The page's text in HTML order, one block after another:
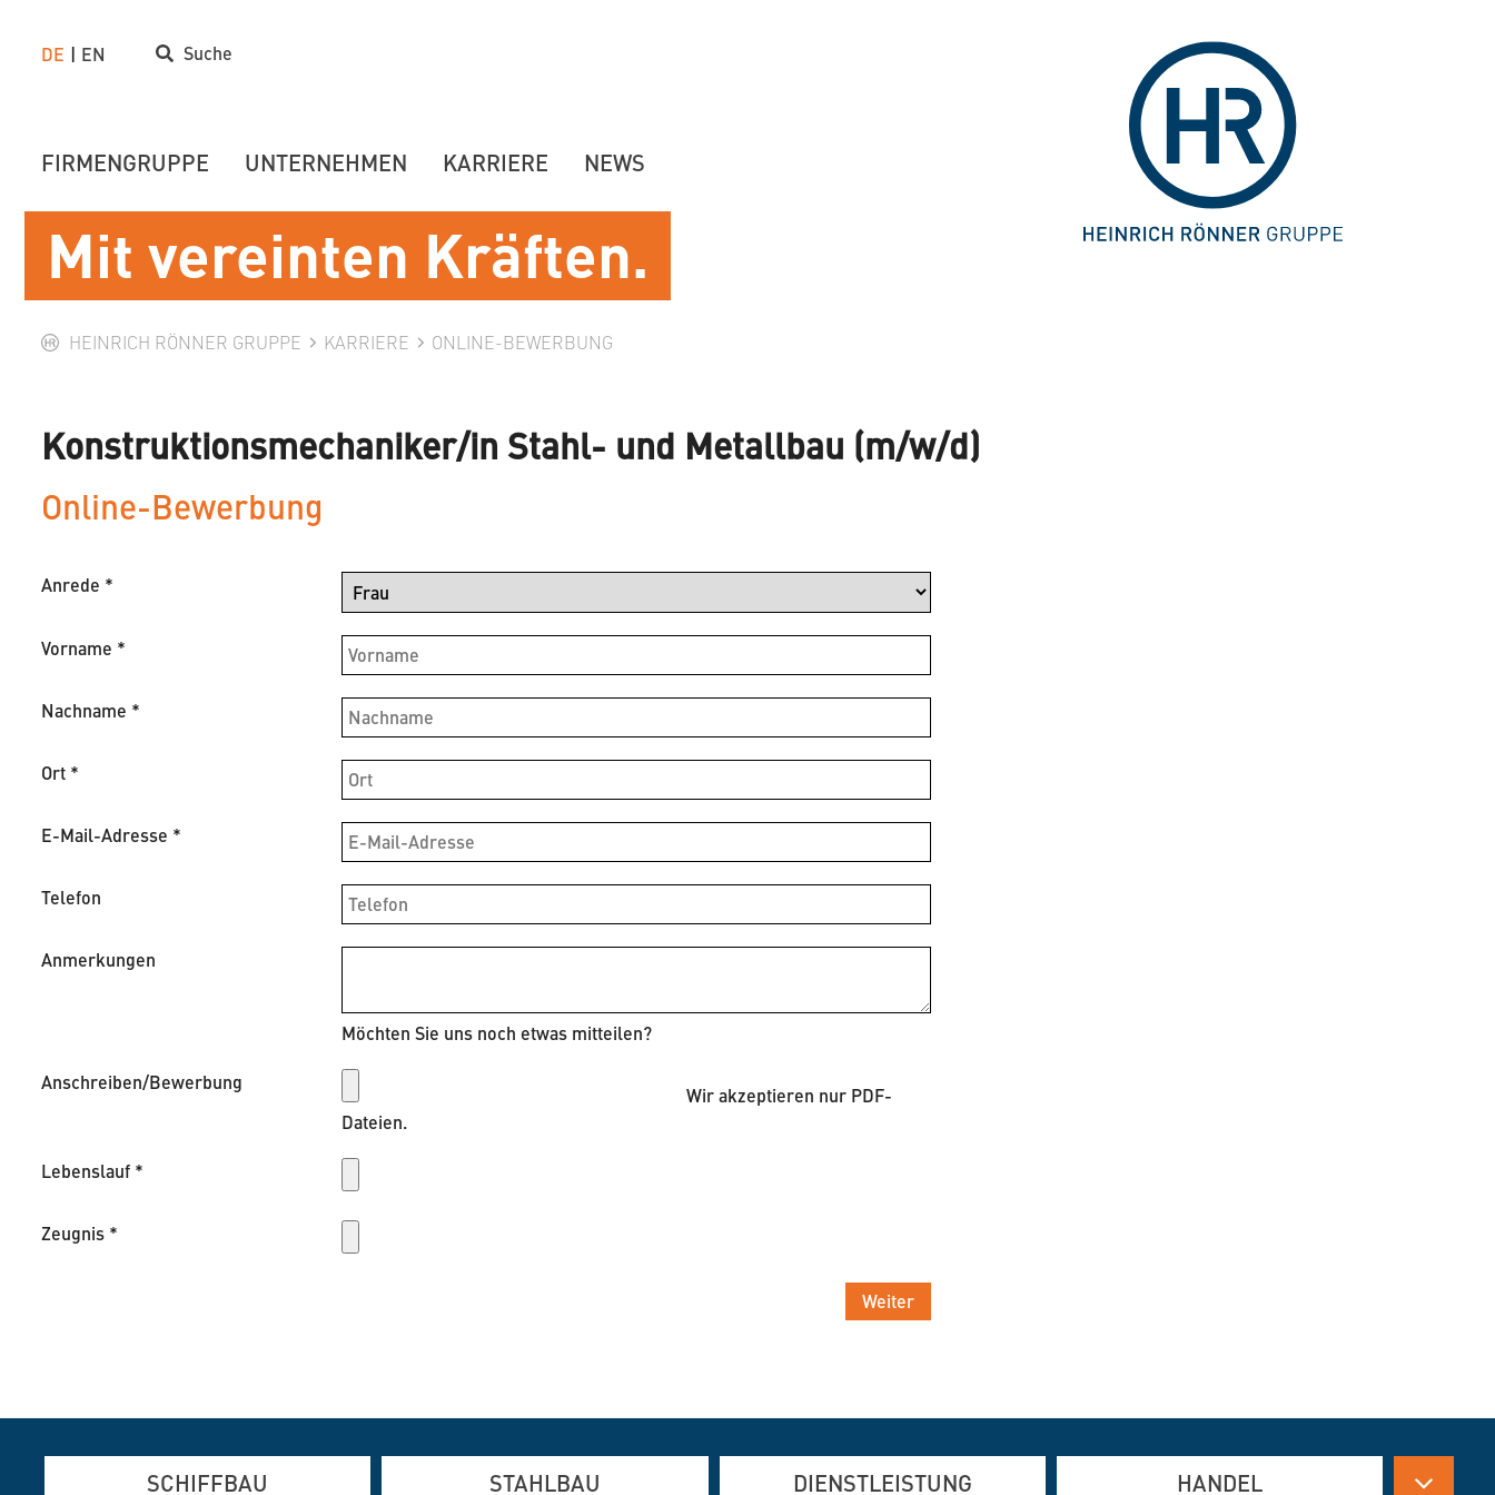
HEINRICH RÖNNER GRUPPE KARRIERE ONLINE-BEWERBUNG
Konstruktionsmechaniker/in Stahl- und Metallbau (m/w/d)
Online-Bewerbung
Anrede *
Vorname *
Nachname *
Ort *
E-Mail-Adresse *
Telefon
Anmerkungen
Möchten Sie uns noch etwas mitteilen?
Anschreiben/Bewerbung
Wir akzeptieren nur PDF-
Dateien.
Lebenslauf *
Zeugnis *
Weiter
SCHIFFBAU STAHLBAU DIENSTLEISTUNG HANDEL
Mit vereinten Kräften.
DE EN Suche
FIRMENGRUPPE UNTERNEHMEN KARRIERE NEWS